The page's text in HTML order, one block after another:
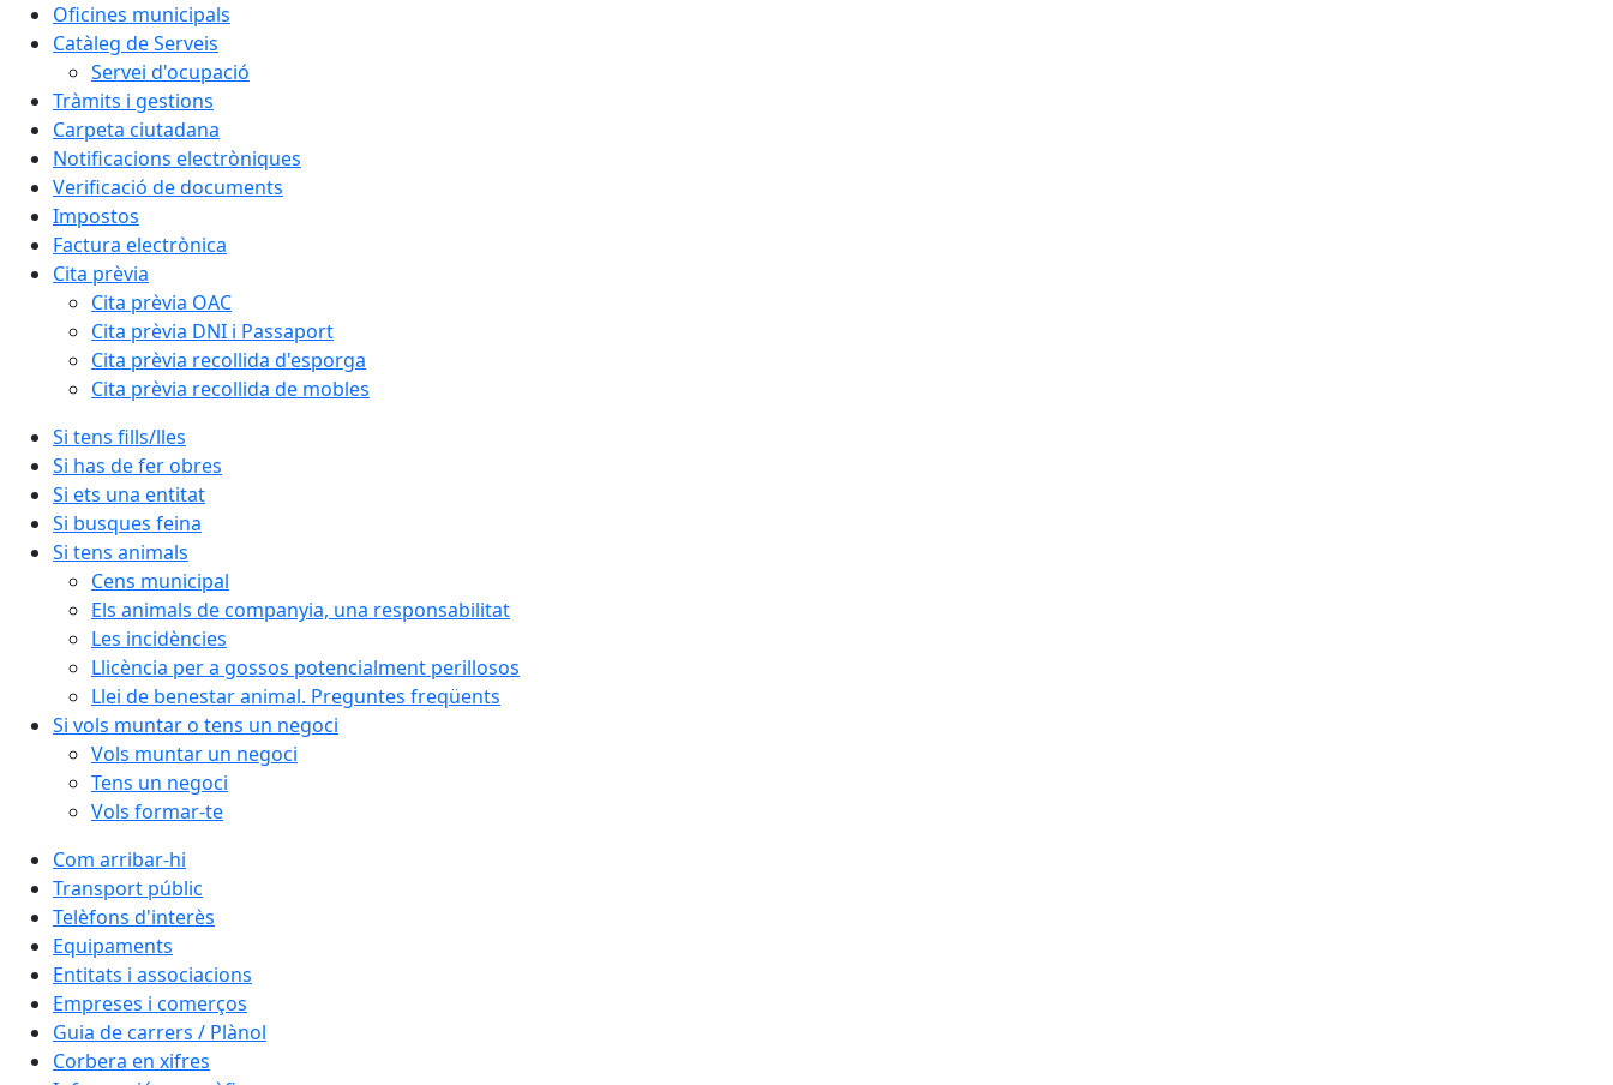
Oficines municipals
Catàleg de Serveis
Servei d'ocupació
Tràmits i gestions
Carpeta ciutadana
Notificacions electròniques
Verificació de documents
Impostos
Factura electrònica
Cita prèvia
Cita prèvia OAC
Cita prèvia DNI i Passaport
Cita prèvia recollida d'esporga
Cita prèvia recollida de mobles
Si tens fills/lles
Si has de fer obres
Si ets una entitat
Si busques feina
Si tens animals
Cens municipal
Els animals de companyia, una responsabilitat
Les incidències
Llicència per a gossos potencialment perillosos
Llei de benestar animal. Preguntes freqüents
Si vols muntar o tens un negoci
Vols muntar un negoci
Tens un negoci
Vols formar-te
Com arribar-hi
Transport públic
Telèfons d'interès
Equipaments
Entitats i associacions
Empreses i comerços
Guia de carrers / Plànol
Corbera en xifres